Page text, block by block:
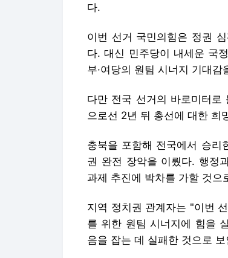
다만 전국 선거의 바로미터로
충북을 포함해 전국에서 승리
권 완전 장악을 이뤘다. 행정
지역 정치권 관계자는 "이번
음을 잡는 데 실패한 것으로
☞공감언론 뉴시스
Copyright © 뉴시스. 무단전